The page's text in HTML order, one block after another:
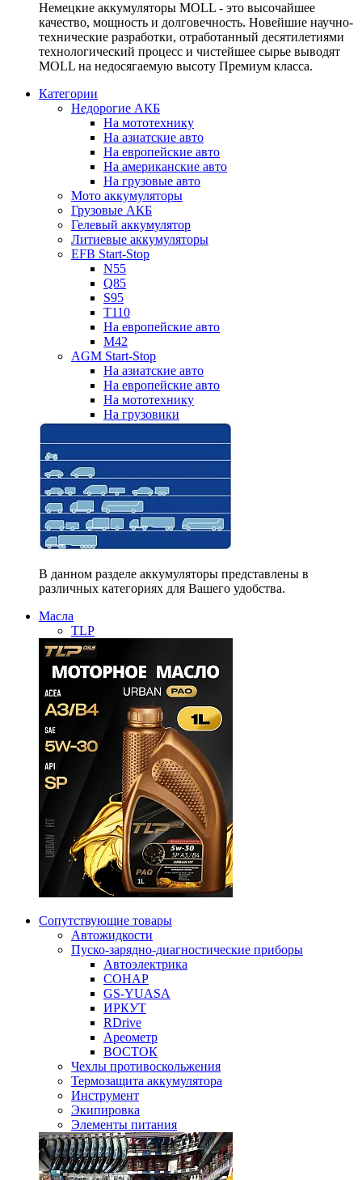
Немецкие аккумуляторы MOLL - это высочайшее
качество, мощность и долговечность. Новейшие научно-
технические разработки, отработанный десятилетиями
технологический процесс и чистейшее сырье выводят
MOLL на недосягаемую высоту Премиум класса.
Категории
Недорогие АКБ
На мототехнику
На азиатские авто
На европейские авто
На американские авто
На грузовые авто
Мото аккумуляторы
Грузовые АКБ
Гелевый аккумулятор
Литиевые аккумуляторы
EFB Start-Stop
N55
Q85
S95
T110
На европейские авто
M42
AGM Start-Stop
На азиатские авто
На европейские авто
На мототехнику
На грузовики
В данном разделе аккумуляторы представлены в
различных категориях для Вашего удобства.
Масла
TLP
Сопутствующие товары
Автожидкости
Пуско-зарядно-диагностические приборы
Автоэлектрика
СОНАР
GS-YUASA
ИРКУТ
RDrive
Ареометр
ВОСТОК
Чехлы противоскольжения
Термозащита аккумулятора
Инструмент
Экипировка
Элементы питания